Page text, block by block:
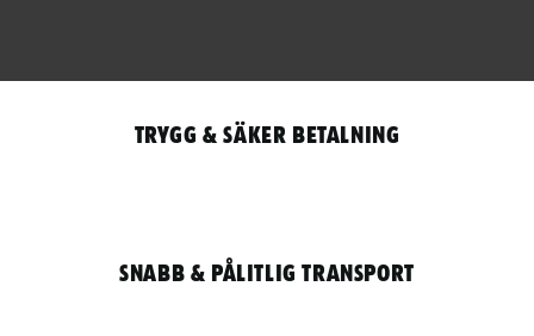
Trygg & säker betalning
Snabb & pålitlig transport